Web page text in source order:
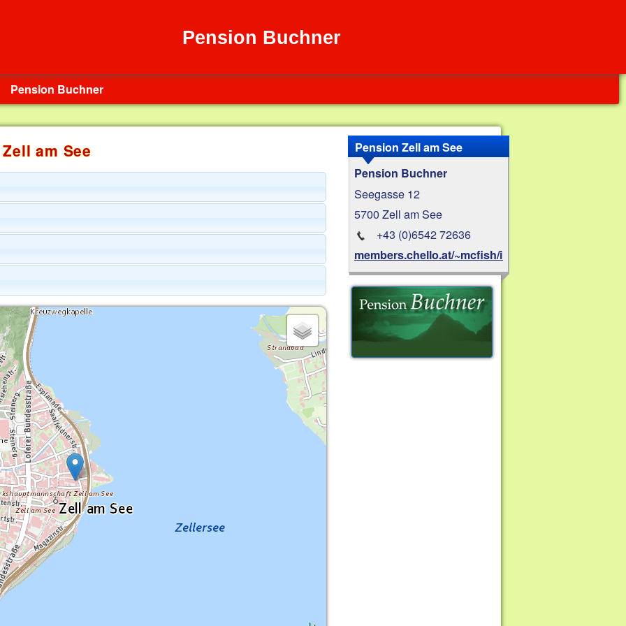
Pension Buchner
Pension Buchner
am See
Pension Zell am See
Pension Buchner
Seegasse 12
5700 Zell am See
+43 (0)6542 72636
members.chello.at/~mcfish/index.htm